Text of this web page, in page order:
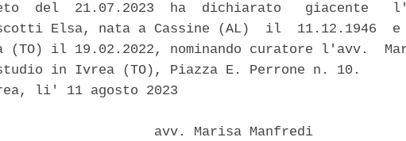
del  21.07.2023  ha  dichiarato   giacente
Elsa, nata a Cassine (AL)  il  11.12.1946  e
(TO) il 19.02.2022, nominando curatore l'avv.
in Ivrea (TO), Piazza E. Perrone n. 10.
li' 11 agosto 2023
avv. Marisa Manfredi